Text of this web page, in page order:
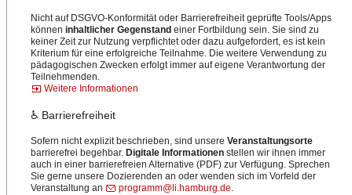
Nicht auf DSGVO-Konformität oder Barrierefreiheit geprüfte Tools/Apps
können inhaltlicher Gegenstand einer Fortbildung sein. Sie sind zu
keiner Zeit zur Nutzung verpflichtet oder dazu aufgefordert, es ist kein
Kriterium für eine erfolgreiche Teilnahme. Die weitere Verwendung zu
pädagogischen Zwecken erfolgt immer auf eigene Verantwortung der
Teilnehmenden.
Weitere Informationen
♿ Barrierefreiheit
Sofern nicht explizit beschrieben, sind unsere Veranstaltungsorte
barrierefrei begehbar. Digitale Informationen stellen wir ihnen immer
auch in einer barrierefreien Alternative (PDF) zur Verfügung. Sprechen
Sie gerne unsere Dozierenden an oder wenden sich im Vorfeld der
Veranstaltung an
programm@li.hamburg.de.